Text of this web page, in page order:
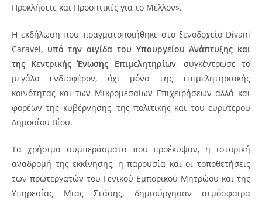
Προκλήσεις και Προοπτικές για το Μέλλον».
Η εκδήλωση που πραγματοποιήθηκε στο ξενοδοχείο Divani
Caravel, υπό την αιγίδα του Υπουργείου Ανάπτυξης και
της Κεντρικής Ένωσης Επιμελητηρίων, συγκέντρωσε το
μεγάλο ενδιαφέρον, όχι μόνο της επιμελητηριακής
κοινότητας και των Μικρομεσαίων Επιχειρήσεων αλλά και
φορέων της κυβέρνησης, της πολιτικής και του ευρύτερου
Δημοσίου Βίου.
Τα χρήσιμα συμπεράσματα που προέκυψαν, η ιστορική
αναδρομή της εκκίνησης, η παρουσία και οι τοποθετήσεις
των πρωτεργατών του Γενικού Εμπορικού Μητρώου και της
Υπηρεσίας Μιας Στάσης, δημιούργησαν ατμόσφαιρα